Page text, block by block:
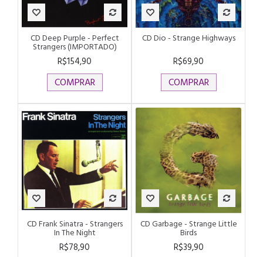
CD Deep Purple - Perfect
Strangers (IMPORTADO)
R$154,90
COMPRAR
CD Dio - Strange Highways
R$69,90
COMPRAR
CD Frank Sinatra ‎- Strangers
In The Night
R$78,90
CD Garbage - Strange Little
Birds
R$39,90